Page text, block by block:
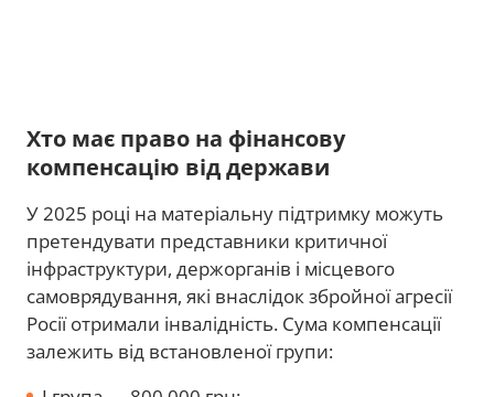
Хто має право на фінансову
компенсацію від держави
У 2025 році на матеріальну підтримку можуть
претендувати представники критичної
інфраструктури, держорганів і місцевого
самоврядування, які внаслідок збройної агресії
Росії отримали інвалідність. Сума компенсації
залежить від встановленої групи: